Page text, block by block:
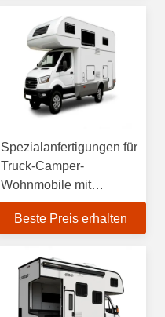
Spezialanfertigungen für
Truck-Camper-
Wohnmobile mit
optionaler Alkoven und
Individualisierung
Beste Preis erhalten